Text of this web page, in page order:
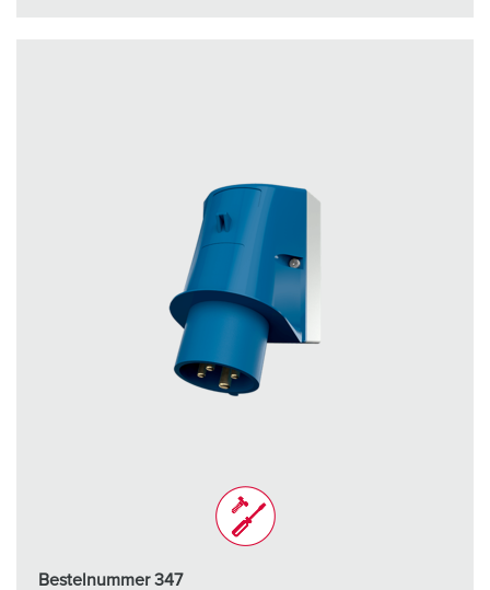
Bestelnummer 347